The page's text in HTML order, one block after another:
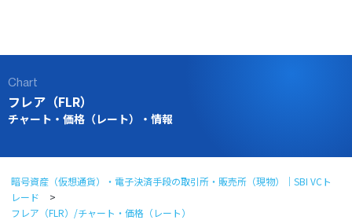
Chart
フレア（FLR）
チャート・価格（レート）・情報
暗号資産（仮想通貨）・電子決済手段の取引所・販売所（現物）｜SBI VCト
レード
フレア（FLR）/チャート・価格（レート）